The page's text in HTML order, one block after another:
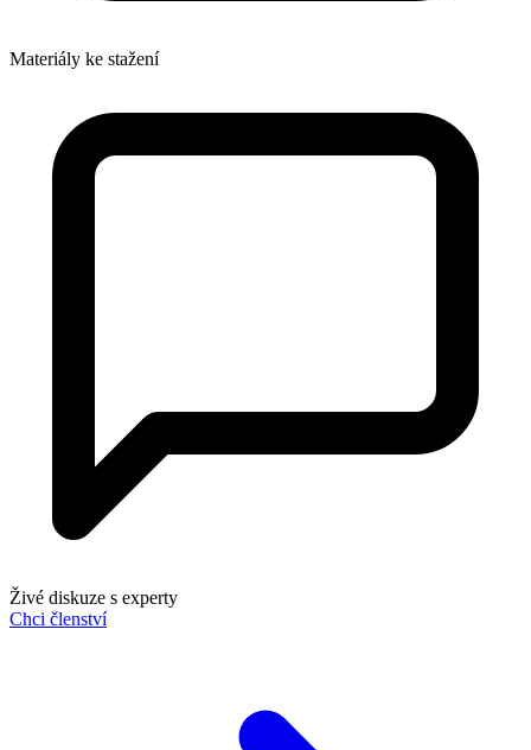
Materiály ke stažení
Živé diskuze s experty
Chci členství